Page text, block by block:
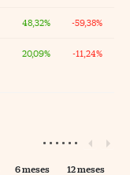
48,32% -59,38%
20,09% -11,24%
6 meses 12 meses